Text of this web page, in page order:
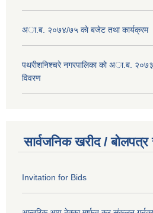
अा.ब. २०७४/७५ काे बजेट तथा कार्यक्रम
पथरीशनिश्चरे नगरपालिका काे अा.ब.
विवरण
सार्वजनिक खरीद /
Invitation for Bids